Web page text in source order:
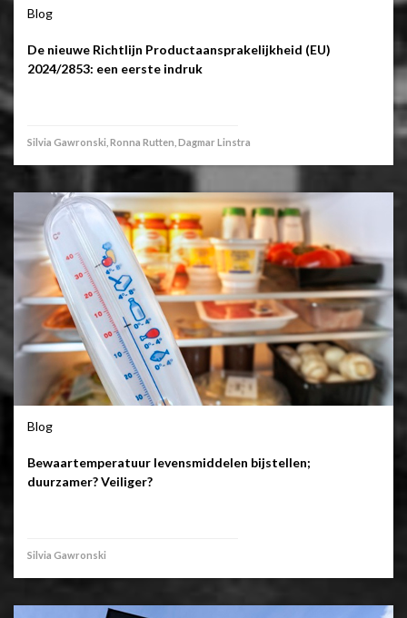
Blog
De nieuwe Richtlijn Productaansprakelijkheid (EU)
2024/2853: een eerste indruk
Silvia Gawronski, Ronna Rutten, Dagmar Linstra
Blog
Bewaartemperatuur levensmiddelen bijstellen;
duurzamer? Veiliger?
Silvia Gawronski